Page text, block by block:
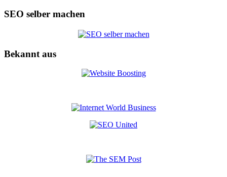
SEO selber machen
Bekannt aus